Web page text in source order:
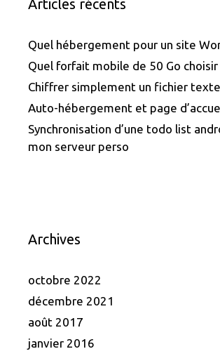
Articles récents
Quel hébergement pour un site
Quel forfait mobile de 50 Go choisir
Chiffrer simplement un fichier
Auto-hébergement et page
Synchronisation d’une todo list
mon serveur perso
Archives
octobre 2022
décembre 2021
août 2017
janvier 2016